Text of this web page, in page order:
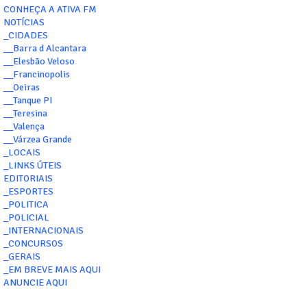
CONHEÇA A ATIVA FM
NOTÍCIAS
_CIDADES
__Barra d Alcantara
__Elesbão Veloso
__Francinopolis
__Oeiras
__Tanque PI
__Teresina
__Valença
__Várzea Grande
_LOCAIS
_LINKS ÚTEIS
EDITORIAIS
_ESPORTES
_POLITICA
_POLICIAL
_INTERNACIONAIS
_CONCURSOS
_GERAIS
_EM BREVE MAIS AQUI
ANUNCIE AQUI